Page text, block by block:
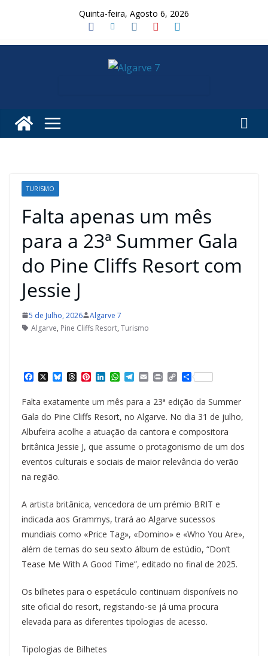
Quinta-feira, Agosto 6, 2026
TURISMO
Falta apenas um mês
para a 23ª Summer Gala
do Pine Cliffs Resort com
Jessie J
5 de Julho, 2026
Algarve 7
Algarve, Pine Cliffs Resort, Turismo
a
c
e
b
o
o
k
X B
e
s
k
y
T
h
e
a
d
s
P
t
e
r
e
s
t
L
k
e
d
I
n
W
h
t
A
p
p
T
e
e
g
r
a
m
E
m
i
l
P
i
n
t
C
o
p
y
L
i
n
k
S
h
r
e
Falta exatamente um mês para a 23ª edição da Summer
Gala do Pine Cliffs Resort, no Algarve. No dia 31 de julho,
Albufeira acolhe a atuação da cantora e compositora
britânica Jessie J, que assume o protagonismo de um dos
eventos culturais e sociais de maior relevância do verão
na região.
A artista britânica, vencedora de um prémio BRIT e
indicada aos Grammys, trará ao Algarve sucessos
mundiais como «Price Tag», «Domino» e «Who You Are»,
além de temas do seu sexto álbum de estúdio, “Don’t
Tease Me With A Good Time”, editado no final de 2025.
Os bilhetes para o espetáculo continuam disponíveis no
site oficial do resort, registando-se já uma procura
elevada para as diferentes tipologias de acesso.
Tipologias de Bilhetes